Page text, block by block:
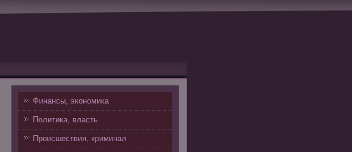
Финансы, экономика
Политика, власть
Происшествия, криминал